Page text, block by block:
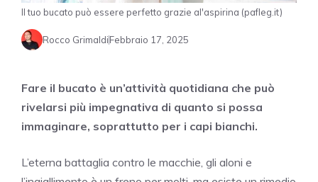
Il tuo bucato può essere perfetto grazie al'aspirina (pafleg.it)
Rocco GrimaldiFebbraio 17, 2025
Fare il bucato è un’attività quotidiana che può
rivelarsi più impegnativa di quanto si possa
immaginare, soprattutto per i capi bianchi.
L’eterna battaglia contro le macchie, gli aloni e